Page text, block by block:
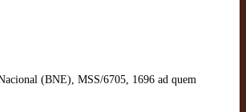
(BNE), MSS/6705, 1696 ad quem